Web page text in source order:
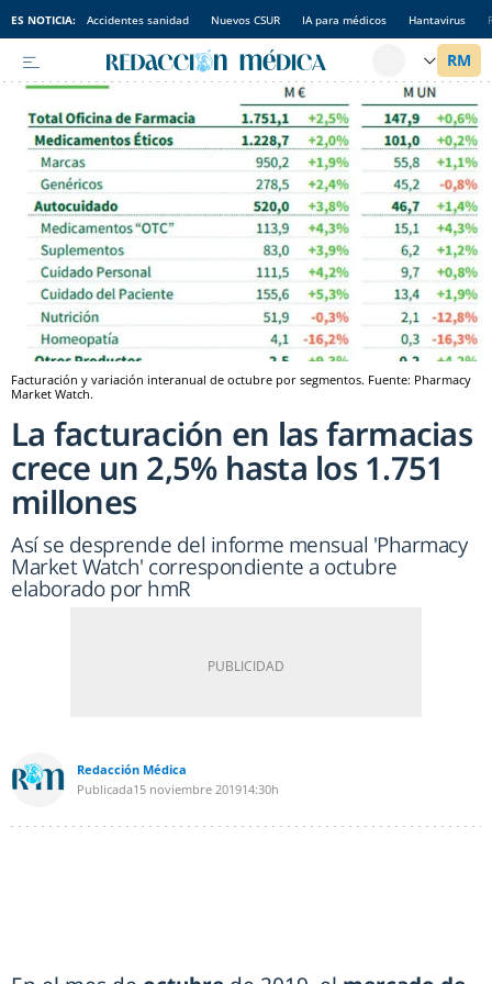
ES NOTICIA: Accidentes sanidad Nuevos CSUR IA para médicos Hantavirus
Facturación y variación interanual de octubre por segmentos. Fuente: Pharmacy
Market Watch.
La facturación en las farmacias
crece un 2,5% hasta los 1.751
millones
Así se desprende del informe mensual 'Pharmacy
Market Watch' correspondiente a octubre
elaborado por hmR
Redacción Médica
Publicada15 noviembre 201914:30h